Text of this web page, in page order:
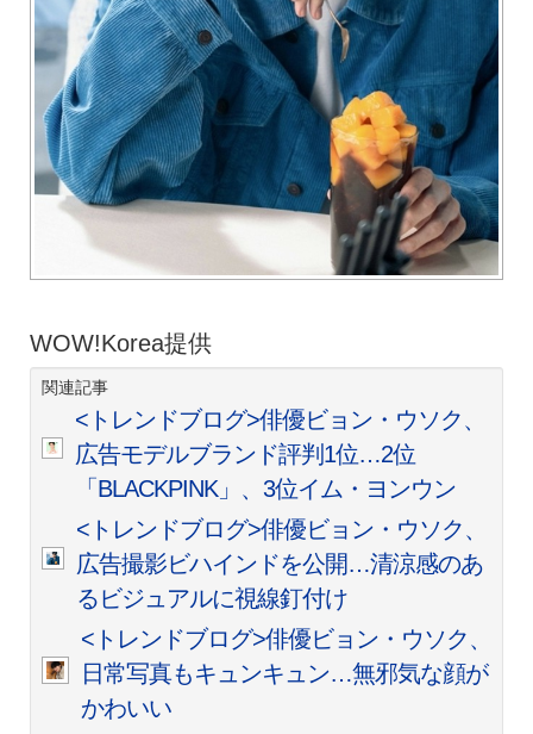
WOW!Korea提供
関連記事
<トレンドブログ>俳優ビョン・ウソク、
広告モデルブランド評判1位…2位
「BLACKPINK」、3位イム・ヨンウン
<トレンドブログ>俳優ビョン・ウソク、
広告撮影ビハインドを公開…清涼感のあ
るビジュアルに視線釘付け
<トレンドブログ>俳優ビョン・ウソク、
日常写真もキュンキュン…無邪気な顔が
かわいい